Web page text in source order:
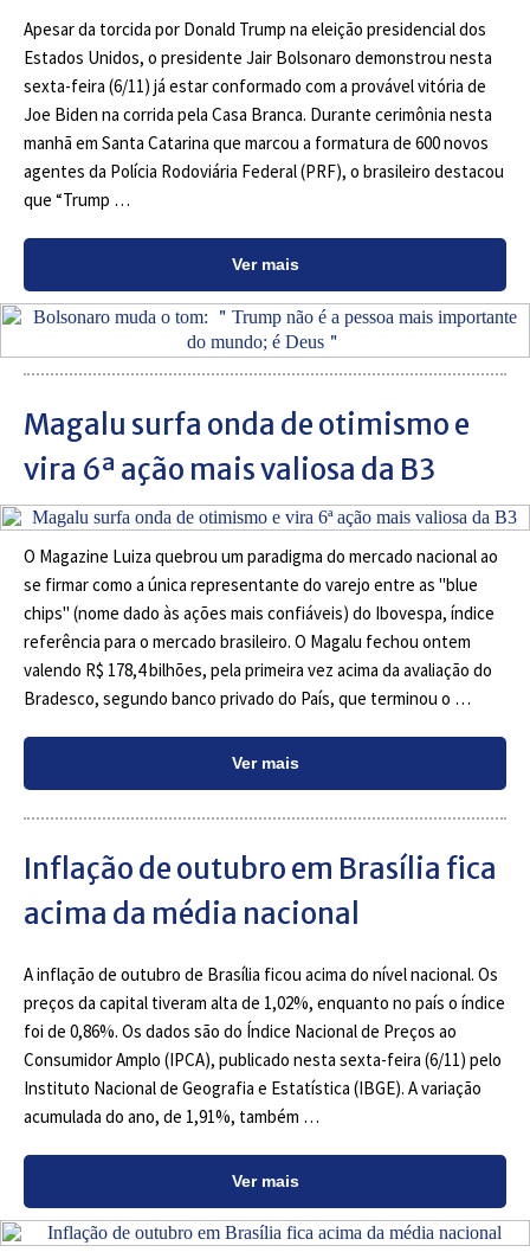
Apesar da torcida por Donald Trump na eleição presidencial dos
Estados Unidos, o presidente Jair Bolsonaro demonstrou nesta
sexta-feira (6/11) já estar conformado com a provável vitória de
Joe Biden na corrida pela Casa Branca. Durante cerimônia nesta
manhã em Santa Catarina que marcou a formatura de 600 novos
agentes da Polícia Rodoviária Federal (PRF), o brasileiro destacou
que “Trump …
Ver mais
Magalu surfa onda de otimismo e
vira 6ª ação mais valiosa da B3
O Magazine Luiza quebrou um paradigma do mercado nacional ao
se firmar como a única representante do varejo entre as "blue
chips" (nome dado às ações mais confiáveis) do Ibovespa, índice
referência para o mercado brasileiro. O Magalu fechou ontem
valendo R$ 178,4 bilhões, pela primeira vez acima da avaliação do
Bradesco, segundo banco privado do País, que terminou o …
Ver mais
Inflação de outubro em Brasília fica
acima da média nacional
A inflação de outubro de Brasília ficou acima do nível nacional. Os
preços da capital tiveram alta de 1,02%, enquanto no país o índice
foi de 0,86%. Os dados são do Índice Nacional de Preços ao
Consumidor Amplo (IPCA), publicado nesta sexta-feira (6/11) pelo
Instituto Nacional de Geografia e Estatística (IBGE). A variação
acumulada do ano, de 1,91%, também …
Ver mais